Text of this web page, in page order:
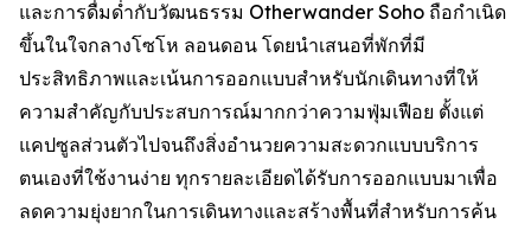
และการดื่มด่ำกับวัฒนธรรม Otherwander Soho ถือกำเนิด
ขึ้นในใจกลางโซโห ลอนดอน โดยนำเสนอที่พักที่มี
ประสิทธิภาพและเน้นการออกแบบสำหรับนักเดินทางที่ให้
ความสำคัญกับประสบการณ์มากกว่าความฟุ่มเฟือย ตั้งแต่
แคปซูลส่วนตัวไปจนถึงสิ่งอำนวยความสะดวกแบบบริการ
ตนเองที่ใช้งานง่าย ทุกรายละเอียดได้รับการออกแบบมาเพื่อ
ลดความยุ่งยากในการเดินทางและสร้างพื้นที่สำหรับการค้น